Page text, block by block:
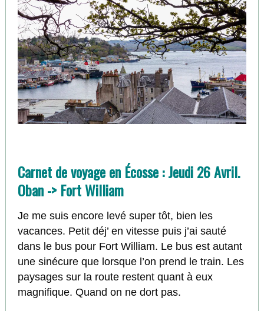
Carnet de voyage en Écosse : Jeudi 26 Avril.
Oban -> Fort William
Je me suis encore levé super tôt, bien les
vacances. Petit déj’ en vitesse puis j’ai sauté
dans le bus pour Fort William. Le bus est autant
une sinécure que lorsque l’on prend le train. Les
paysages sur la route restent quant à eux
magnifique. Quand on ne dort pas.